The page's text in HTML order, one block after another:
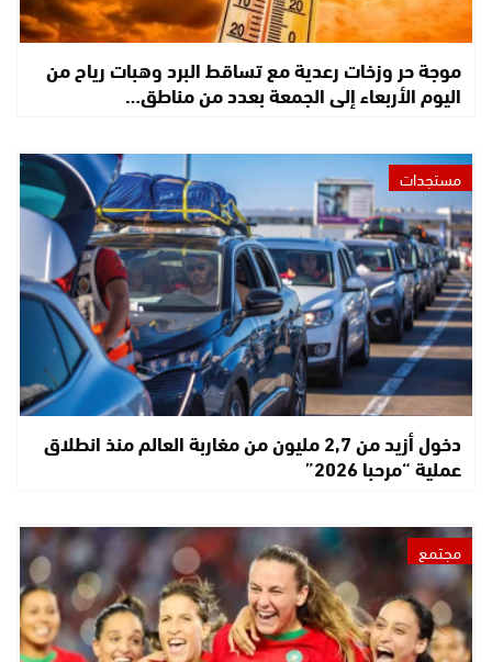
موجة حر وزخات رعدية مع تساقط البرد وهبات رياح من
اليوم الأربعاء إلى الجمعة بعدد من مناطق…
مستجدات
دخول أزيد من 2,7 مليون من مغاربة العالم منذ انطلاق
عملية “مرحبا 2026”
مجتمع